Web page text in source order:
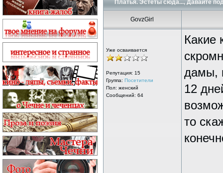
Платья. Эстеты сюда..., Давайте
GovzGirl
Уже осваивается
Репутация: 15
Группа: Посетители
Пол: женский
Сообщений: 64
Какие
дамы,
12
то